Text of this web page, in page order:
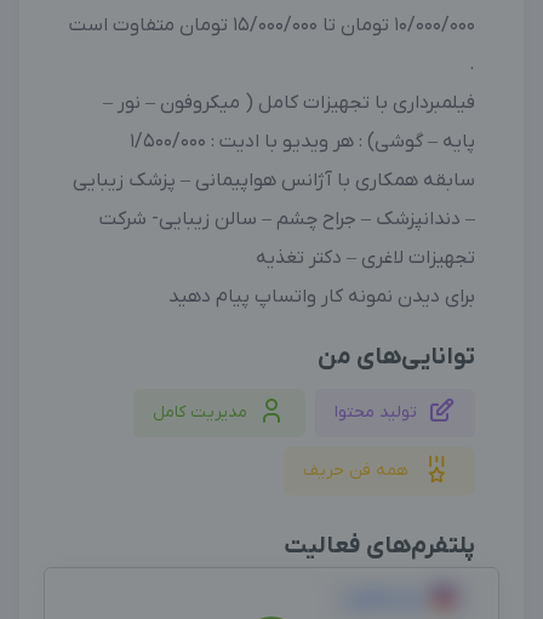
10/000/000 تومان تا 15/000/000 تومان متفاوت است
.
فیلمبرداری با تجهیزات کامل ( میکروفون – نور –
پایه – گوشی) : هر ویدیو با ادیت : 1/500/000
سابقه همکاری با آژانس هواپیمانی – پزشک زیبایی
– دندانپزشک – جراح چشم – سالن زیبایی- شرکت
تجهیزات لاغری – دکتر تغذیه
برای دیدن نمونه کار واتساپ پیام دهید
توانایی‌های من
تولید محتوا مدیریت کامل
همه فن حریف
پلتفرم‌های فعالیت